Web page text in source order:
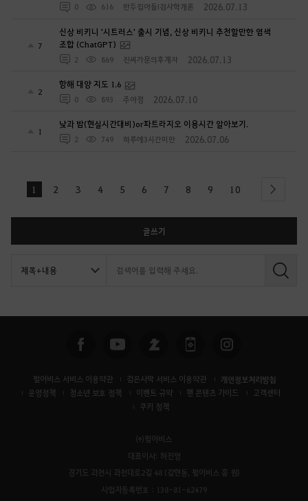
0 616 만두집아들I검사학개론 2026.07.13
7
신상 비키니 '시트러스' 출시 기념, 신상 비키니 추천할만한 염색
조합 (ChatGPT)
2 869 진씨가문의후계자 2026.07.13
2
항해 대양 지도 1.6
0 893 주아정 2026.07.10
1
낮과 밤(현실시간대비)or파트라지오 이용시간 알아보기.
2 749 하루에3시간미만 2026.07.06
1 2 3 4 5 6 7 8 9 10 next
글쓰기
검
펄어비스 서비스 이용약관 검은사막 서비스 이용약관 개인정보처리방침
운영정책 청소년 보호 정책 이벤트 규약 팬 콘텐츠 가이드
고객센터
쿠키 정책
㈜펄어비스
대표이사: 허진영
경기도 과천시 과천대로2길 48 (갈현동, 펄어비스 홈 원)
사업자등록번호 : 138-81-62479